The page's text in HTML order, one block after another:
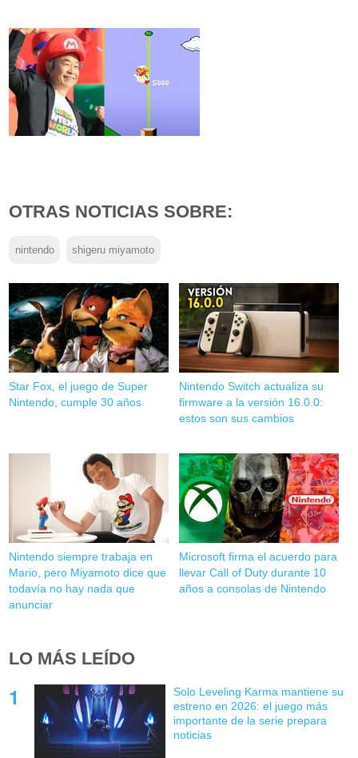
OTRAS NOTICIAS SOBRE:
nintendo shigeru miyamoto
Star Fox, el juego de Super
Nintendo, cumple 30 años
Nintendo Switch actualiza su
firmware a la versión 16.0.0:
estos son sus cambios
Nintendo siempre trabaja en
Mario, pero Miyamoto dice que
todavía no hay nada que
anunciar
Microsoft firma el acuerdo para
llevar Call of Duty durante 10
años a consolas de Nintendo
LO MÁS LEÍDO
Solo Leveling Karma mantiene su
estreno en 2026: el juego más
importante de la serie prepara
noticias